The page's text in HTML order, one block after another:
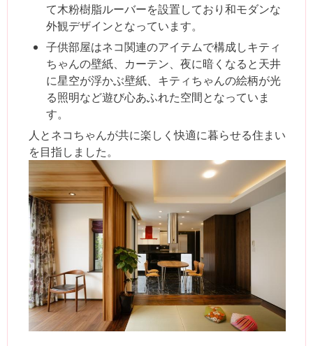
て木粉樹脂ルーバーを設置しており和モダンな
外観デザインとなっています。
子供部屋はネコ関連のアイテムで構成しキティ
ちゃんの壁紙、カーテン、夜に暗くなると天井
に星空が浮かぶ壁紙、キティちゃんの絵柄が光
る照明など遊び心あふれた空間となっていま
す。
人とネコちゃんが共に楽しく快適に暮らせる住まい
を目指しました。